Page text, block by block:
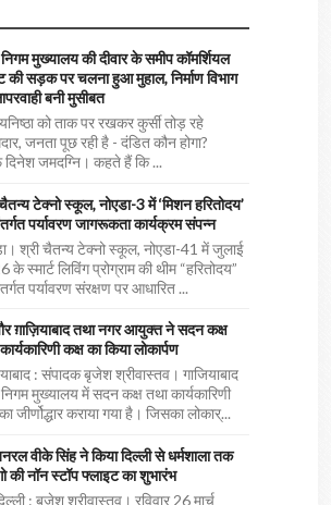
मुख्यालय की दीवार के समीप कॉमर्शियल
की सड़क पर चलना हुआ मुहाल, निर्माण विभाग
बनी मुसीबत
को ताक पर रखकर कुर्सी तोड़ रहे
जनता पूछ रही है - दंडित कौन होगा?
दिनेश जमदग्नि। कहते हैं कि ...
टेक्नो स्कूल, नोएडा-3 में ‘मिशन हरितोदय’
पर्यावरण जागरूकता कार्यक्रम संपन्न
श्री चैतन्य टेक्नो स्कूल, नोएडा-41 में जुलाई
के स्मार्ट लिविंग प्रोग्राम की थीम “हरितोदय”
पर्यावरण संरक्षण पर आधारित ...
ग़ाज़ियाबाद तथा नगर आयुक्त ने सदन कक्ष
कक्ष का किया लोकार्पण
: संपादक बृजेश श्रीवास्तव। गाजियाबाद
मुख्यालय में सदन कक्ष तथा कार्यकारिणी
जीर्णोद्धार कराया गया है। जिसका लोकार्...
वीके सिंह ने किया दिल्ली से धर्मशाला तक
की नॉन स्टॉप फ्लाइट का शुभारंभ
: बृजेश श्रीवास्तव। रविवार 26 मार्च